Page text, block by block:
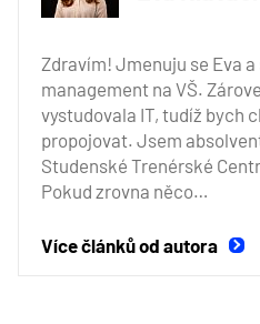
Zdravím! Jmenuju se Eva
management na VŠ.
vystudovala IT, tudíž bych
propojovat. Jsem
Studenské Trenérské
Pokud zrovna něco…
Více článků od autora